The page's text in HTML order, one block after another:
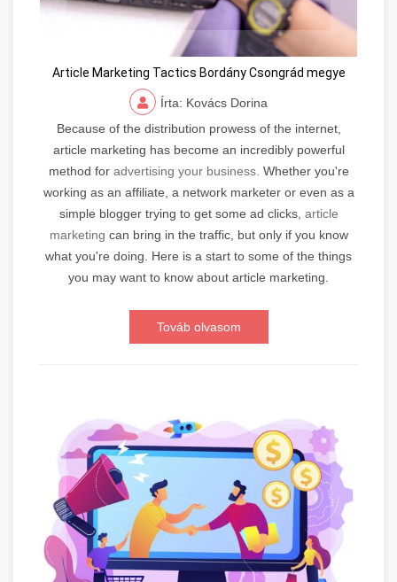
Article Marketing Tactics Bordány Csongrád megye
Írta: Kovács Dorina
Because of the distribution prowess of the internet,
article marketing has become an incredibly powerful
method for advertising your business. Whether you're
working as an affiliate, a network marketer or even as a
simple blogger trying to get some ad clicks, article
marketing can bring in the traffic, but only if you know
what you're doing. Here is a start to some of the things
you may want to know about article marketing.
Továb olvasom